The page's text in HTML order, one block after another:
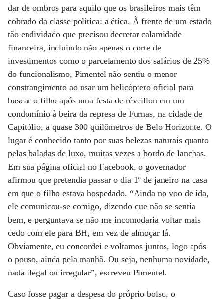
dar de ombros para aquilo que os brasileiros mais têm
cobrado da classe política: a ética. À frente de um estado
tão endividado que precisou decretar calamidade
financeira, incluindo não apenas o corte de
investimentos como o parcelamento dos salários de 25%
do funcionalismo, Pimentel não sentiu o menor
constrangimento ao usar um helicóptero oficial para
buscar o filho após uma festa de réveillon em um
condomínio à beira da represa de Furnas, na cidade de
Capitólio, a quase 300 quilômetros de Belo Horizonte. O
lugar é conhecido tanto por suas belezas naturais quanto
pelas baladas de luxo, muitas vezes a bordo de lanchas.
Em sua página oficial no Facebook, o governador
afirmou que pretendia passar o dia 1º de janeiro na casa
em que o filho estava hospedado. “Ainda no voo de ida,
ele comunicou-se comigo, dizendo que não se sentia
bem, e perguntava se não me incomodaria voltar mais
cedo com ele para BH, em vez de almoçar lá.
Obviamente, eu concordei e voltamos juntos, logo após
o pouso, ainda pela manhã. Ou seja, nenhuma novidade,
nada ilegal ou irregular”, escreveu Pimentel.
Caso fosse pagar a despesa do próprio bolso, o